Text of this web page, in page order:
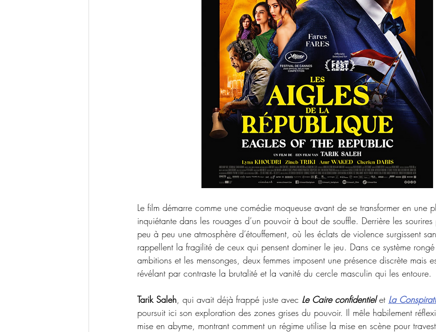
Le film démarre comme une comédie moqueuse avant de se transformer en une
inquiétante dans les rouages d’un pouvoir à bout de souffle. Derrière les sourires
peu à peu une atmosphère d’étouffement, où les éclats de violence surgissent
rappellent la fragilité de ceux qui pensent dominer le jeu. Dans ce système
ambitions et les mensonges, deux femmes imposent une présence discrète mais
révélant par contraste la brutalité et la vanité du cercle masculin qui les entoure.
Tarik Saleh , qui avait déjà frappé juste avec Le Caire confidentiel et La
poursuit ici son exploration des zones grises du pouvoir. Il mêle habilement
mise en abyme, montrant comment un régime utilise la mise en scène pour